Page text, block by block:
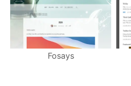
Fosays